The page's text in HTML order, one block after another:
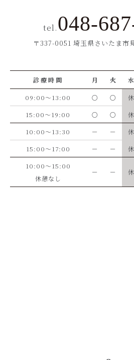
tel.048-
〒337-0051 埼玉県さいたま市
診療時間 月 火 水
09:00～13:00 ○ ○ 休
15:00～19:00
○ ○ 休
10:00～13:30
－ － 休
15:00～17:00
－ － 休
10:00～15:00
休憩なし
－ － 休